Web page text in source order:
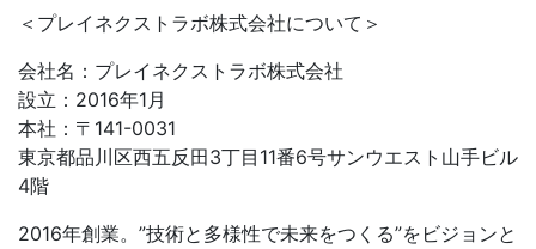
＜プレイネクストラボ株式会社について＞
会社名：プレイネクストラボ株式会社
設立：2016年1月
本社：〒141-0031
東京都品川区西五反田3丁目11番6号サンウエスト山手ビル
4階
2016年創業。”技術と多様性で未来をつくる”をビジョンと